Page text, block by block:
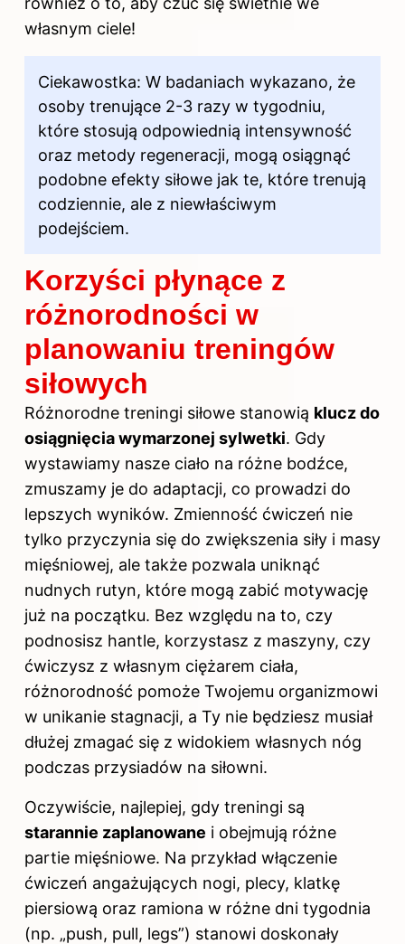
własnym ciele!
Ciekawostka: W badaniach wykazano, że
osoby trenujące 2-3 razy w tygodniu,
które stosują odpowiednią intensywność
oraz metody regeneracji, mogą osiągnąć
podobne efekty siłowe jak te, które trenują
codziennie, ale z niewłaściwym
podejściem.
Korzyści płynące z
różnorodności w
planowaniu treningów
siłowych
Różnorodne treningi siłowe stanowią klucz do
osiągnięcia wymarzonej sylwetki. Gdy
wystawiamy nasze ciało na różne bodźce,
zmuszamy je do adaptacji, co prowadzi do
lepszych wyników. Zmienność ćwiczeń nie
tylko przyczynia się do zwiększenia siły i masy
mięśniowej, ale także pozwala uniknąć
nudnych rutyn, które mogą zabić motywację
już na początku. Bez względu na to, czy
podnosisz hantle, korzystasz z maszyny, czy
ćwiczysz z własnym ciężarem ciała,
różnorodność pomoże Twojemu organizmowi
w unikanie stagnacji, a Ty nie będziesz musiał
dłużej zmagać się z widokiem własnych nóg
podczas przysiadów na siłowni.
Oczywiście, najlepiej, gdy treningi są
starannie zaplanowane i obejmują różne
partie mięśniowe. Na przykład włączenie
ćwiczeń angażujących nogi, plecy, klatkę
piersiową oraz ramiona w różne dni tygodnia
(np. „push, pull, legs”) stanowi doskonały